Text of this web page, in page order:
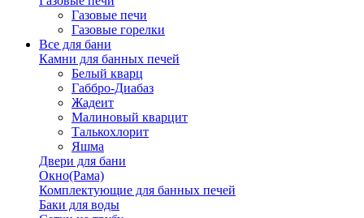
Газовые печи
Газовые горелки
Все для бани
Камни для банных печей
Белый кварц
Габбро-Диабаз
Жадеит
Малиновый кварцит
Талькохлорит
Яшма
Двери для бани
Окно(Рама)
Комплектующие для банных печей
Баки для воды